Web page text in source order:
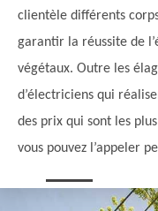
clientèle différents
garantir la réussite de
végétaux. Outre les
d’électriciens qui
des prix qui sont les
vous pouvez l’appeler